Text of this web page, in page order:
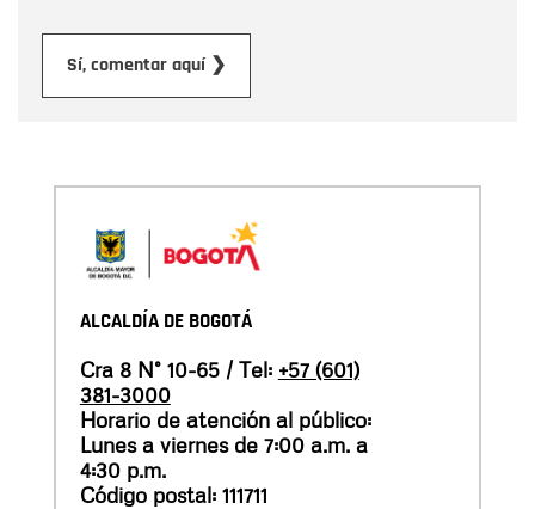
Sí, comentar aquí ❯
ALCALDÍA DE BOGOTÁ
Cra 8 N° 10-65 / Tel: +57 (601)
381-3000
Horario de atención al público:
Lunes a viernes de 7:00 a.m. a
4:30 p.m.
Código postal: 111711